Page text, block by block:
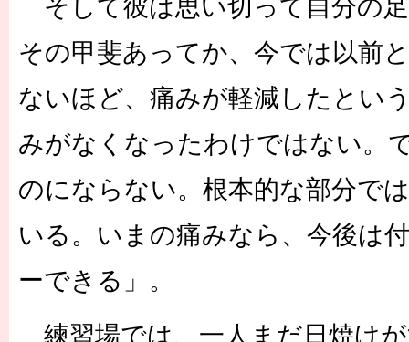
そして彼は思い切って自分の
その甲斐あってか、今では以前
ないほど、痛みが軽減したとい
みがなくなったわけではない。
のにならない。根本的な部分で
いる。いまの痛みなら、今後は
ーできる」。
練習場では、一人まだ日焼け